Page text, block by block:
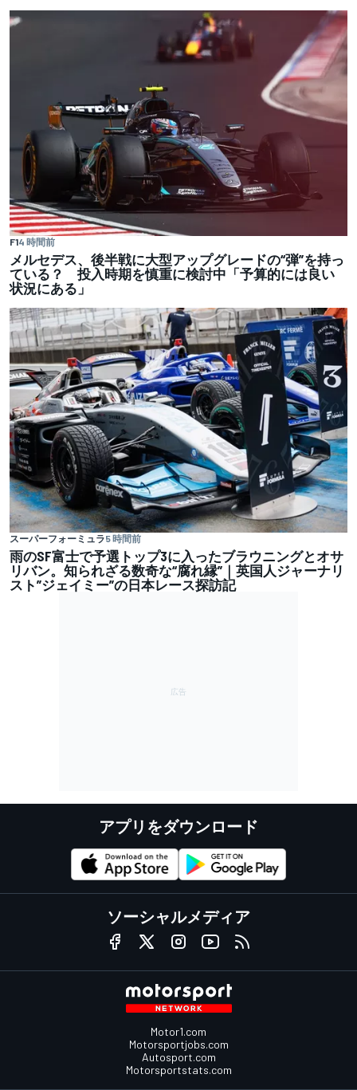
F14 時間前
メルセデス、後半戦に大型アップグレードの“弾”を持っ
ている？ 投入時期を慎重に検討中「予算的には良い
状況にある」
スーパーフォーミュラ5 時間前
雨のSF富士で予選トップ3に入ったブラウニングとオサ
リバン。知られざる数奇な“腐れ縁”｜英国人ジャーナリ
スト”ジェイミー”の日本レース探訪記
アプリをダウンロード
ソーシャルメディア
Motor1.com
Motorsportjobs.com
Autosport.com
Motorsportstats.com